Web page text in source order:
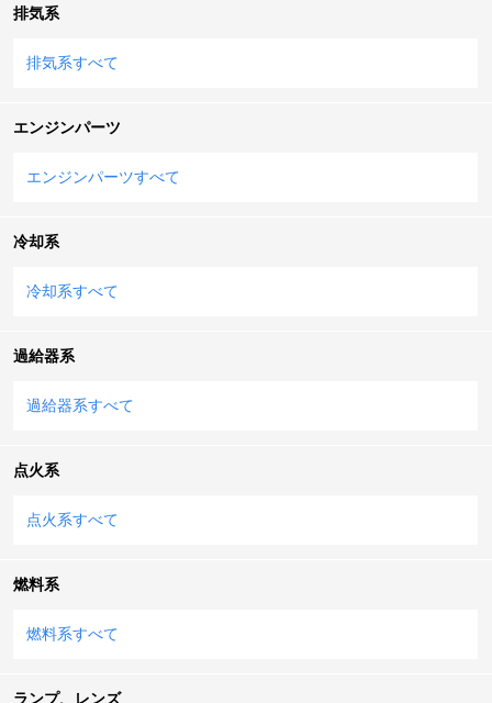
排気系
排気系すべて
エンジンパーツ
エンジンパーツすべて
冷却系
冷却系すべて
過給器系
過給器系すべて
点火系
点火系すべて
燃料系
燃料系すべて
ランプ、レンズ